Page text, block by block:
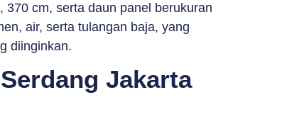
cm, serta daun panel berukuran
air, serta tulangan baja, yang
diinginkan.
Jakarta